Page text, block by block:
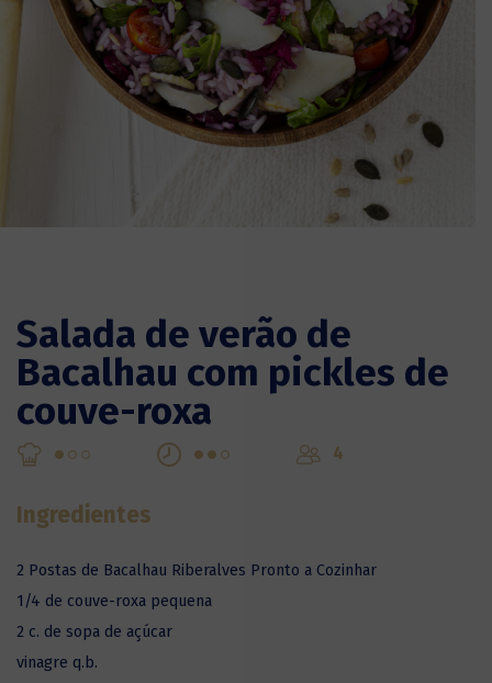
Salada de verão de
Bacalhau com pickles de
couve-roxa
4
Ingredientes
2 Postas de Bacalhau Riberalves Pronto a Cozinhar
1/4 de couve-roxa pequena
2 c. de sopa de açúcar
vinagre q.b.